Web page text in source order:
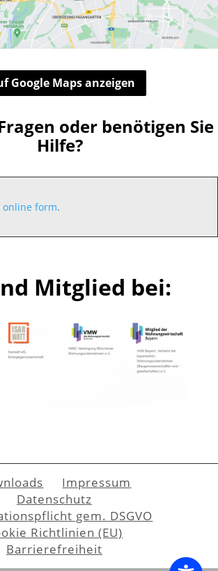
Google Maps anzeigen
oder benötigen Sie
Hilfe?
online form.
Mitglied bei:
Impressum
Datenschutz
gem. DSGVO
Richtlinien (EU)
Barrierefreiheit